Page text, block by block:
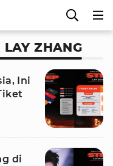
LAY ZHANG
Ini
di